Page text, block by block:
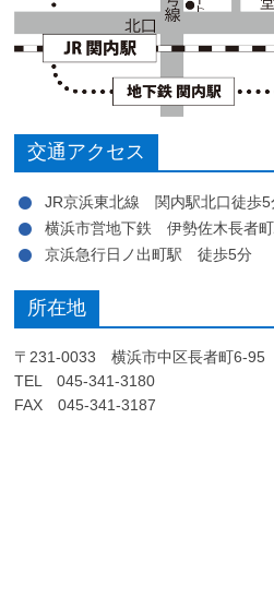
交通アクセス
JR京浜東北線 関内駅北口徒歩5
横浜市営地下鉄 伊勢佐木長者
京浜急行日ノ出町駅 徒歩5分
所在地
〒231-0033 横浜市中区長者町6-95
TEL 045-341-3180
FAX 045-341-3187